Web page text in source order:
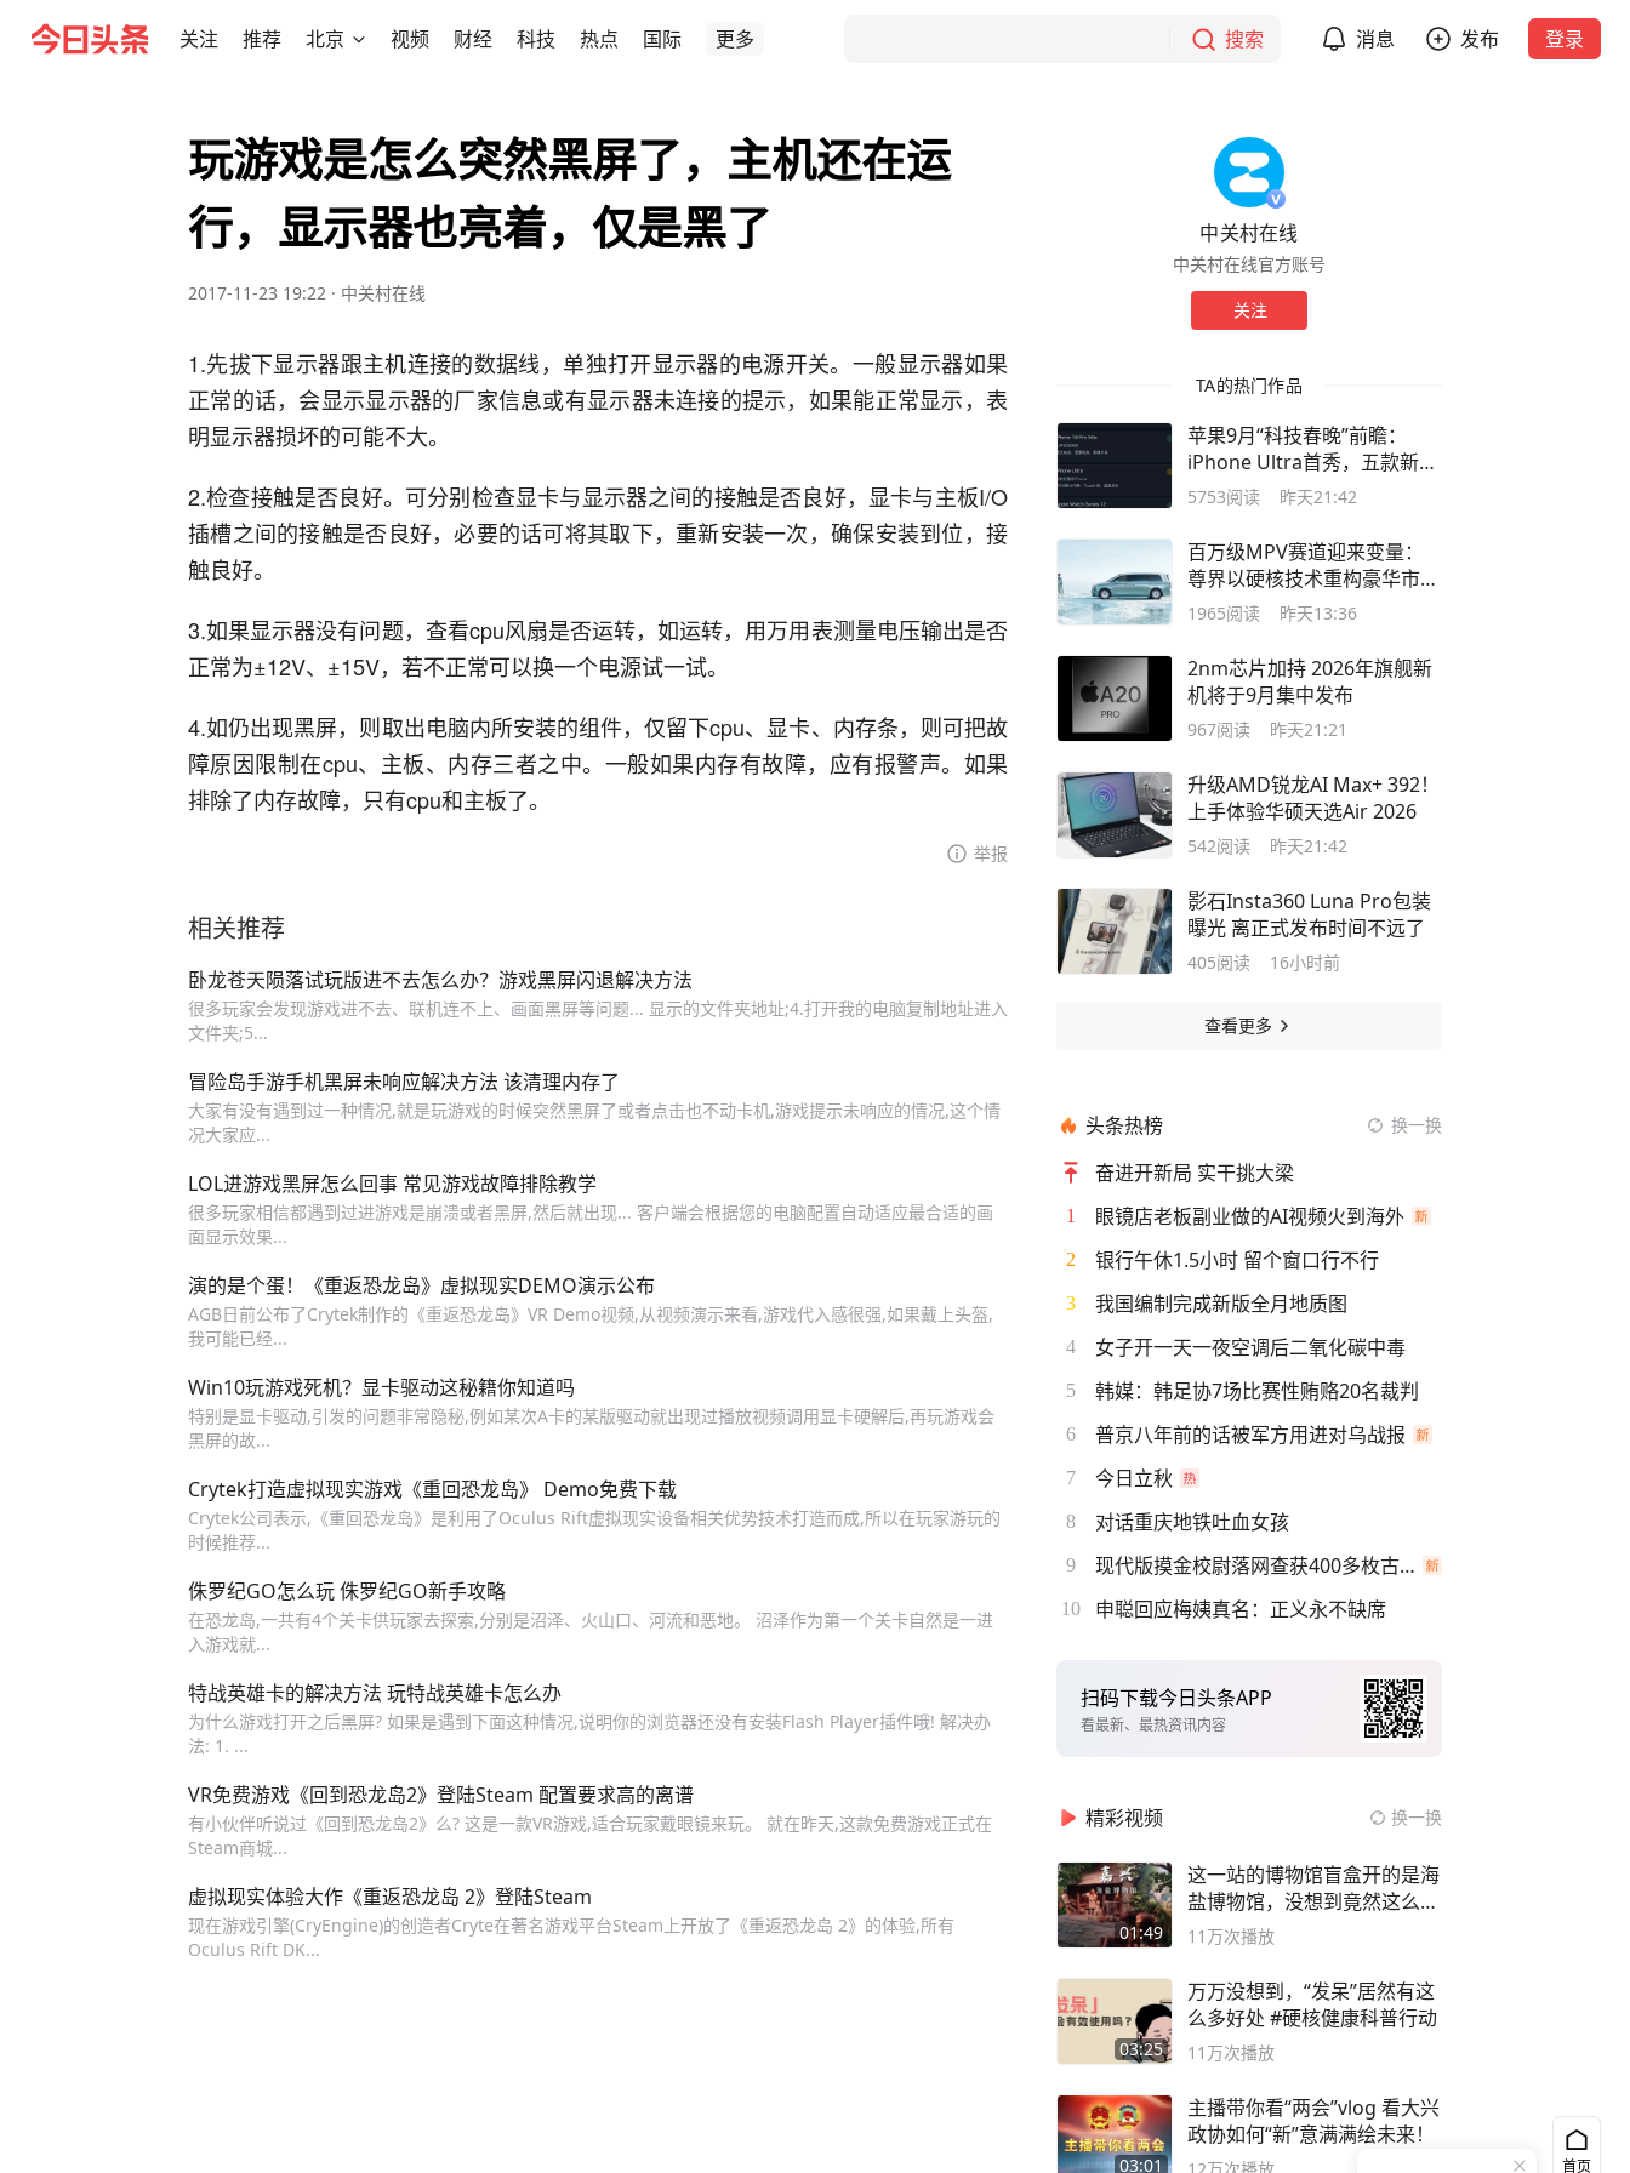
关注 推荐 北京 视频 财经 科技 热点 国际 更多 搜索 消息 发布 登录
玩游戏是怎么突然黑屏了，主机还在运
行，显示器也亮着，仅是黑了
2017-11-23 19:22 · 中关村在线
1.先拔下显示器跟主机连接的数据线，单独打开显示器的电源开关。一般显示器如果
正常的话，会显示显示器的厂家信息或有显示器未连接的提示，如果能正常显示，表
明显示器损坏的可能不大。
2.检查接触是否良好。可分别检查显卡与显示器之间的接触是否良好，显卡与主板I/O
插槽之间的接触是否良好，必要的话可将其取下，重新安装一次，确保安装到位，接
触良好。
3.如果显示器没有问题，查看cpu风扇是否运转，如运转，用万用表测量电压输出是否
正常为±12V、±15V，若不正常可以换一个电源试一试。
4.如仍出现黑屏，则取出电脑内所安装的组件，仅留下cpu、显卡、内存条，则可把故
障原因限制在cpu、主板、内存三者之中。一般如果内存有故障，应有报警声。如果
排除了内存故障，只有cpu和主板了。
举报
相关推荐
卧龙苍天陨落试玩版进不去怎么办？游戏黑屏闪退解决方法
很多玩家会发现游戏进不去、联机连不上、画面黑屏等问题... 显示的文件夹地址;4.打开我的电脑复制地址进入
文件夹;5...
冒险岛手游手机黑屏未响应解决方法 该清理内存了
大家有没有遇到过一种情况,就是玩游戏的时候突然黑屏了或者点击也不动卡机,游戏提示未响应的情况,这个情
况大家应...
LOL进游戏黑屏怎么回事 常见游戏故障排除教学
很多玩家相信都遇到过进游戏是崩溃或者黑屏,然后就出现... 客户端会根据您的电脑配置自动适应最合适的画
面显示效果...
演的是个蛋！《重返恐龙岛》虚拟现实DEMO演示公布
AGB日前公布了Crytek制作的《重返恐龙岛》VR Demo视频,从视频演示来看,游戏代入感很强,如果戴上头盔,
我可能已经...
Win10玩游戏死机？显卡驱动这秘籍你知道吗
特别是显卡驱动,引发的问题非常隐秘,例如某次A卡的某版驱动就出现过播放视频调用显卡硬解后,再玩游戏会
黑屏的故...
Crytek打造虚拟现实游戏《重回恐龙岛》 Demo免费下载
Crytek公司表示,《重回恐龙岛》是利用了Oculus Rift虚拟现实设备相关优势技术打造而成,所以在玩家游玩的
时候推荐...
侏罗纪GO怎么玩 侏罗纪GO新手攻略
在恐龙岛,一共有4个关卡供玩家去探索,分别是沼泽、火山口、河流和恶地。 沼泽作为第一个关卡自然是一进
入游戏就...
特战英雄卡的解决方法 玩特战英雄卡怎么办
为什么游戏打开之后黑屏? 如果是遇到下面这种情况,说明你的浏览器还没有安装Flash Player插件哦! 解决办
法: 1. ...
VR免费游戏《回到恐龙岛2》登陆Steam 配置要求高的离谱
有小伙伴听说过《回到恐龙岛2》么? 这是一款VR游戏,适合玩家戴眼镜来玩。 就在昨天,这款免费游戏正式在
Steam商城...
虚拟现实体验大作《重返恐龙岛 2》登陆Steam
现在游戏引擎(CryEngine)的创造者Cryte在著名游戏平台Steam上开放了《重返恐龙岛 2》的体验,所有
Oculus Rift DK...
中关村在线
中关村在线官方账号
关注
TA的热门作品
苹果9月“科技春晚”前瞻：
iPhone Ultra首秀，五款新品
集中登场
5753阅读 昨天21:42
百万级MPV赛道迎来变量：
尊界以硬核技术重构豪华市场
新格局
1965阅读 昨天13:36
2nm芯片加持 2026年旗舰新
机将于9月集中发布
967阅读 昨天21:21
升级AMD锐龙AI Max+ 392！
上手体验华硕天选Air 2026
542阅读 昨天21:42
影石Insta360 Luna Pro包装
曝光 离正式发布时间不远了
405阅读 16小时前
查看更多
头条热榜 换一换
奋进开新局 实干挑大梁
1 眼镜店老板副业做的AI视频火到海外
2 银行午休1.5小时 留个窗口行不行
3 我国编制完成新版全月地质图
4 女子开一天一夜空调后二氧化碳中毒
5 韩媒：韩足协7场比赛性贿赂20名裁判
6 普京八年前的话被军方用进对乌战报
7 今日立秋
8 对话重庆地铁吐血女孩
9 现代版摸金校尉落网查获400多枚古币
10 申聪回应梅姨真名：正义永不缺席
扫码下载今日头条APP
看最新、最热资讯内容
精彩视频 换一换
01:49
这一站的博物馆盲盒开的是海
盐博物馆，没想到竟然这么好
逛！
11万次播放
03:25
万万没想到，“发呆”居然有这
么多好处 #硬核健康科普行动
11万次播放
03:01
主播带你看“两会”vlog 看大兴
政协如何“新”意满满绘未来！
首页